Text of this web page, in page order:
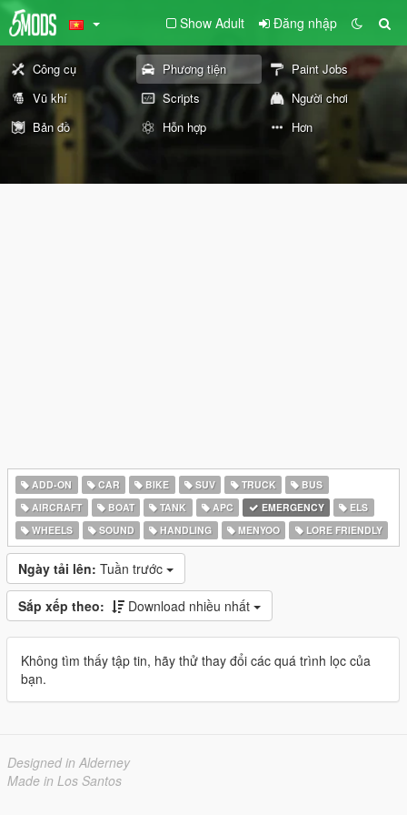
Show Adult Đăng nhập
Công cụ Phương tiện
Paint Jobs
Vũ khí
Scripts
Người chơi
Bản đồ
Hỗn hợp Hơn
ADD-ON CAR BIKE SUV TRUCK
BUS
AIRCRAFT
BOAT TANK APC EMERGENCY
ELS
WHEELS
SOUND HANDLING MENYOO LORE FRIENDLY
Ngày tải lên: Tuần trước
Sắp xếp theo: Download nhiều nhất
Không tìm thấy tập tin, hãy thử thay đổi các quá trình lọc của
bạn.
Designed in Alderney
Made in Los Santos